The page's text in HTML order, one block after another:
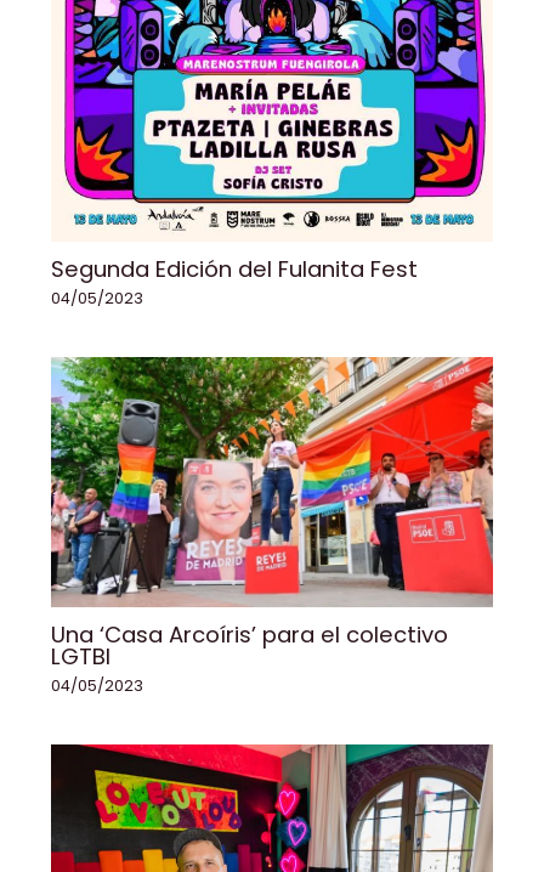
Segunda Edición del Fulanita Fest
04/05/2023
Una ‘Casa Arcoíris’ para el colectivo
LGTBI
04/05/2023